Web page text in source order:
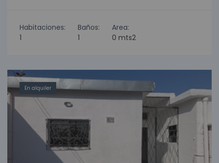
Habitaciones:
1
Baños:
1
Area:
0 mts2
En alquiler